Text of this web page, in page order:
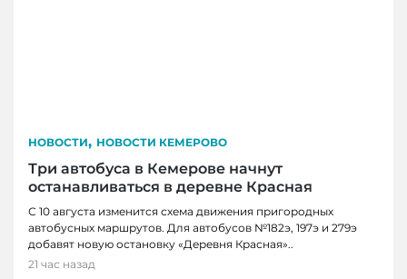
НОВОСТИ, НОВОСТИ КЕМЕРОВО
Три автобуса в Кемерове начнут
останавливаться в деревне Красная
С 10 августа изменится схема движения пригородных
автобусных маршрутов. Для автобусов №182э, 197э и 279э
добавят новую остановку «Деревня Красная»..
21 час назад
НОВОСТИ
В Кузбассе наградили лучших тренеров,
НОВОСТИ, НОВОСТИ КЕМЕРОВО